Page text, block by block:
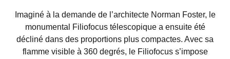
Imaginé à la demande de l’architecte Norman Foster, le
monumental Filiofocus télescopique a ensuite été
décliné dans des proportions plus compactes. Avec sa
flamme visible à 360 degrés, le Filiofocus s’impose